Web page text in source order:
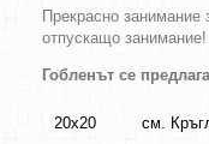
Прекрасно
отпускащо занимание!
Гобленът се
20х20 см.